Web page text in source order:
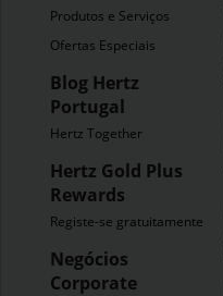
Produtos e Serviços
Ofertas Especiais
Blog Hertz
Portugal
Hertz Together
Hertz Gold Plus
Rewards
Registe-se gratuitamente
Negócios
Corporate